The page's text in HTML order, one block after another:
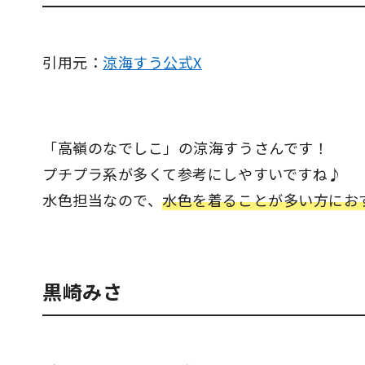
引用元： 涼海すう公式X
「高嶺のなでしこ」の涼海すうさんです！
プチプラ系が多くて参考にしやすいですね♪
水色担当なので、水色を着ることが多い方にお
黒崎みさ